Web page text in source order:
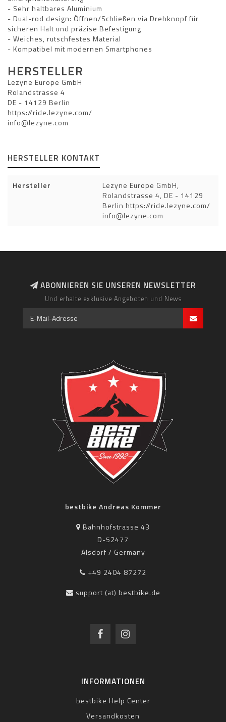
- Sehr haltbares Aluminium
- Dual-rod design: Öffnen/Schließen via Drehknopf für
sicheren Halt und präzise Befestigung
- Weiches, rutschfestes Material
- Kompatibel mit modernen Smartphones
HERSTELLER
Lezyne Europe GmbH
Rolandstrasse 4
DE - 14129 Berlin
https://ride.lezyne.com/
info@lezyne.com
HERSTELLER KONTAKT
Hersteller
Lezyne Europe GmbH,
Rolandstrasse 4, DE - 14129
Berlin https://ride.lezyne.com/
info@lezyne.com
ABONNIEREN SIE UNSEREN NEWSLETTER
Und erhalte exklusive Angeboten und News
bestbike Andreas Kommer
Bahnhofstrasse 43
D-52477
Alsdorf / Germany
+49 2404 87272
support (at) bestbike.de
INFORMATIONEN
bestbike Help Center
Versandkosten